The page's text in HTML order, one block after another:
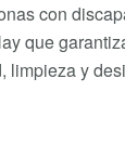
con
que
limpieza y